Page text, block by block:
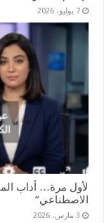
7 يوليو، 2026
لأول مرة… أداب
الاصطناعي”
3 مارس، 2026